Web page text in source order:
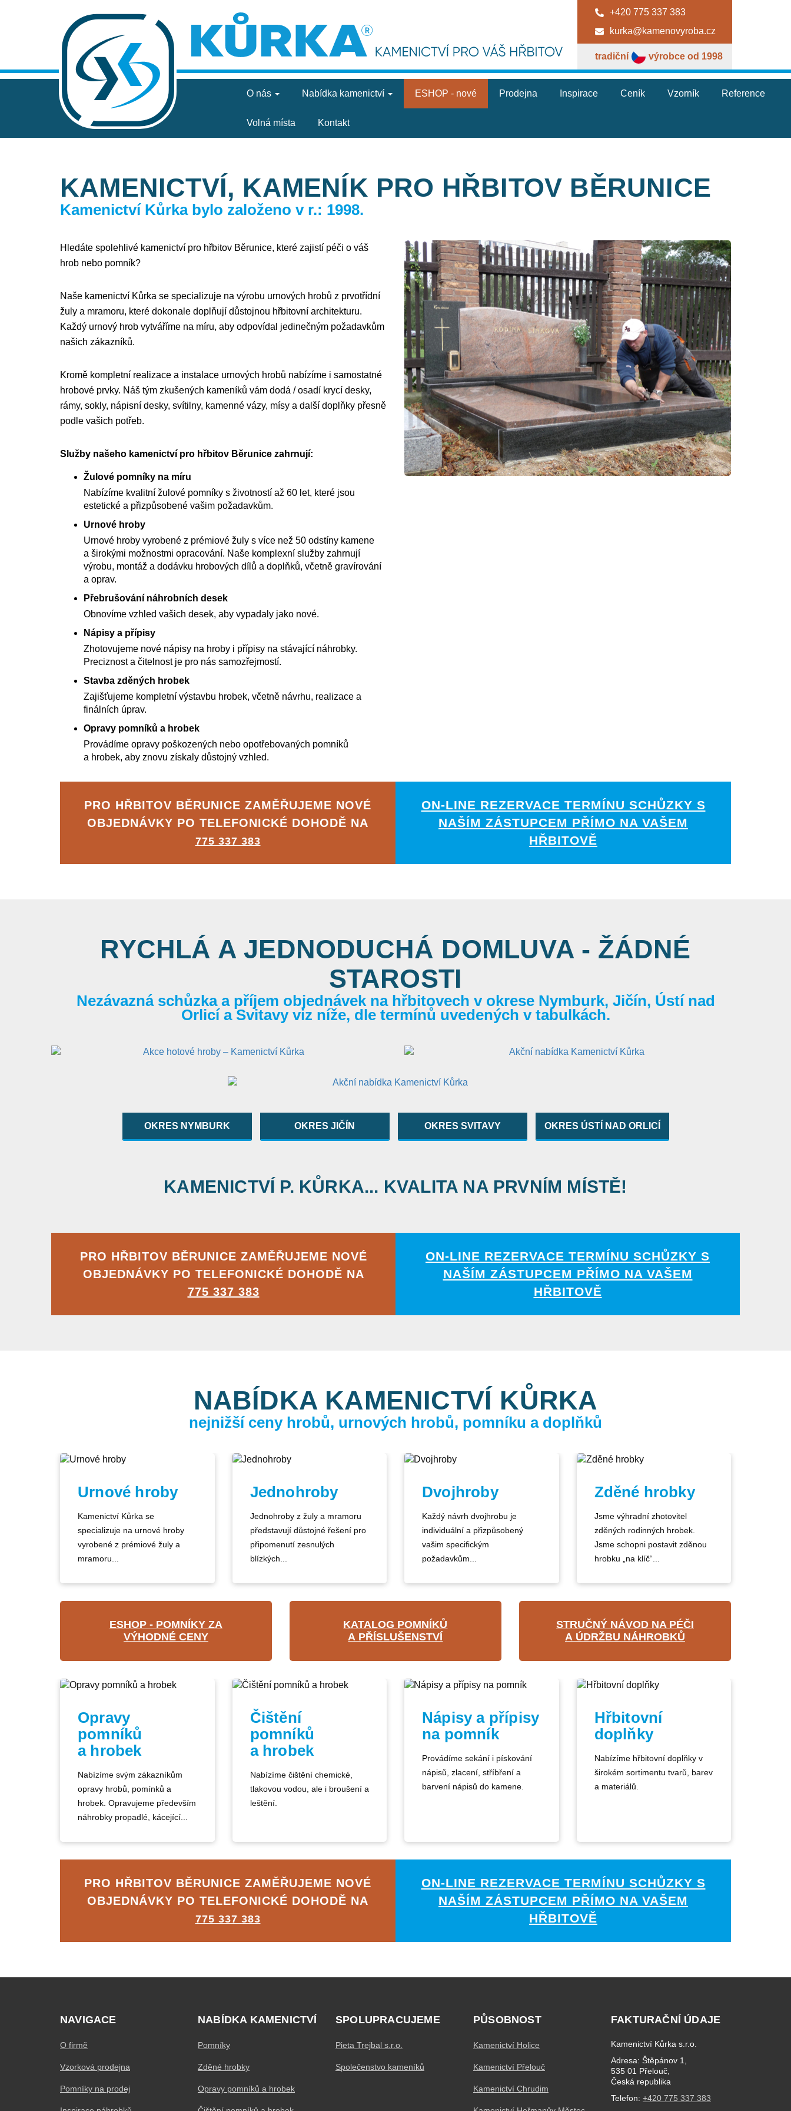
+420 775 337 383
kurka@kamenovyroba.cz
tradiční výrobce od 1998
O nás Nabídka kamenictví ESHOP - nové Prodejna Inspirace Ceník Vzorník Reference
Volná místa Kontakt
KAMENICTVÍ, KAMENÍK PRO HŘBITOV BĚRUNICE
Kamenictví Kůrka bylo založeno v r.: 1998.
Hledáte spolehlivé kamenictví pro hřbitov Běrunice, které zajistí péči o váš
hrob nebo pomník?
Naše kamenictví Kůrka se specializuje na výrobu urnových hrobů z prvotřídní
žuly a mramoru, které dokonale doplňují důstojnou hřbitovní architekturu.
Každý urnový hrob vytváříme na míru, aby odpovídal jedinečným požadavkům
našich zákazníků.
Kromě kompletní realizace a instalace urnových hrobů nabízíme i samostatné
hrobové prvky. Náš tým zkušených kameníků vám dodá / osadí krycí desky,
rámy, sokly, nápisní desky, svítilny, kamenné vázy, mísy a další doplňky přesně
podle vašich potřeb.
Služby našeho kamenictví pro hřbitov Běrunice zahrnují:
Žulové pomníky na míru
Nabízíme kvalitní žulové pomníky s životností až 60 let, které jsou
estetické a přizpůsobené vašim požadavkům.
Urnové hroby
Urnové hroby vyrobené z prémiové žuly s více než 50 odstíny kamene
a širokými možnostmi opracování. Naše komplexní služby zahrnují
výrobu, montáž a dodávku hrobových dílů a doplňků, včetně gravírování
a oprav.
Přebrušování náhrobních desek
Obnovíme vzhled vašich desek, aby vypadaly jako nové.
Nápisy a přípisy
Zhotovujeme nové nápisy na hroby i přípisy na stávající náhrobky.
Preciznost a čitelnost je pro nás samozřejmostí.
Stavba zděných hrobek
Zajišťujeme kompletní výstavbu hrobek, včetně návrhu, realizace a
finálních úprav.
Opravy pomníků a hrobek
Provádíme opravy poškozených nebo opotřebovaných pomníků
a hrobek, aby znovu získaly důstojný vzhled.
PRO HŘBITOV BĚRUNICE ZAMĚŘUJEME NOVÉ
OBJEDNÁVKY PO TELEFONICKÉ DOHODĚ NA
775 337 383
ON-LINE REZERVACE TERMÍNU SCHŮZKY S
NAŠÍM ZÁSTUPCEM PŘÍMO NA VAŠEM
HŘBITOVĚ
RYCHLÁ A JEDNODUCHÁ DOMLUVA - ŽÁDNÉ
STAROSTI
Nezávazná schůzka a příjem objednávek na hřbitovech v okrese Nymburk, Jičín, Ústí nad
Orlicí a Svitavy viz níže, dle termínů uvedených v tabulkách.
OKRES NYMBURK OKRES JIČÍN OKRES SVITAVY OKRES ÚSTÍ NAD ORLICÍ
KAMENICTVÍ P. KŮRKA... KVALITA NA PRVNÍM MÍSTĚ!
PRO HŘBITOV BĚRUNICE ZAMĚŘUJEME NOVÉ
OBJEDNÁVKY PO TELEFONICKÉ DOHODĚ NA
775 337 383
ON-LINE REZERVACE TERMÍNU SCHŮZKY S
NAŠÍM ZÁSTUPCEM PŘÍMO NA VAŠEM
HŘBITOVĚ
NABÍDKA KAMENICTVÍ KŮRKA
nejnižší ceny hrobů, urnových hrobů, pomníku a doplňků
Urnové hroby
Kamenictví Kůrka se
specializuje na urnové hroby
vyrobené z prémiové žuly a
mramoru...
Jednohroby
Jednohroby z žuly a mramoru
představují důstojné řešení pro
připomenutí zesnulých
blízkých...
Dvojhroby
Každý návrh dvojhrobu je
individuální a přizpůsobený
vašim specifickým
požadavkům...
Zděné hrobky
Jsme výhradní zhotovitel
zděných rodinných hrobek.
Jsme schopni postavit zděnou
hrobku „na klíč“...
ESHOP - POMNÍKY ZA
VÝHODNÉ CENY
KATALOG POMNÍKŮ
A PŘÍSLUŠENSTVÍ
STRUČNÝ NÁVOD NA PÉČI
A ÚDRŽBU NÁHROBKŮ
Opravy
pomníků
a hrobek
Nabízíme svým zákazníkům
opravy hrobů, pomínků a
hrobek. Opravujeme především
náhrobky propadlé, kácející...
Čištění
pomníků
a hrobek
Nabízíme čištění chemické,
tlakovou vodou, ale i broušení a
leštění.
Nápisy a přípisy
na pomník
Provádíme sekání i pískování
nápisů, zlacení, stříbření a
barvení nápisů do kamene.
Hřbitovní
doplňky
Nabízíme hřbitovní doplňky v
širokém sortimentu tvarů, barev
a materiálů.
PRO HŘBITOV BĚRUNICE ZAMĚŘUJEME NOVÉ
OBJEDNÁVKY PO TELEFONICKÉ DOHODĚ NA
775 337 383
ON-LINE REZERVACE TERMÍNU SCHŮZKY S
NAŠÍM ZÁSTUPCEM PŘÍMO NA VAŠEM
HŘBITOVĚ
NAVIGACE
O firmě
Vzorková prodejna
Pomníky na prodej
NABÍDKA KAMENICTVÍ
Pomníky
Zděné hrobky
Opravy pomníků a hrobek
SPOLUPRACUJEME
Pieta Trejbal s.r.o.
Společenstvo kameníků
PŮSOBNOST
Kamenictví Holice
Kamenictví Přelouč
Kamenictví Chrudim
FAKTURAČNÍ ÚDAJE
Kamenictví Kůrka s.r.o.
Adresa: Štěpánov 1,
535 01 Přelouč,
Česká republika
Telefon: +420 775 337 383